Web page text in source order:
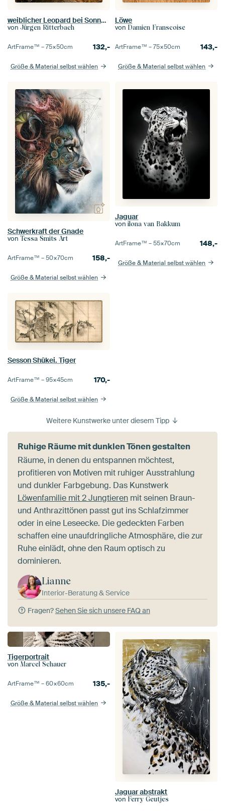
weiblicher Leopard bei Sonnenuntergang
von Jürgen Ritterbach
ArtFrame™ –75×50cm 132,-
Größe & Material selbst wählen
Löwe
von Damien Franscoise
ArtFrame™ –75×50cm 143,-
Größe & Material selbst wählen
Schwerkraft der Gnade
von Tessa Smits Art
ArtFrame™ –50×70cm 158,-
Größe & Material selbst wählen
Jaguar
von ilona van Bakkum
ArtFrame™ –55×70cm 148,-
Größe & Material selbst wählen
Sesson Shūkei. Tiger
ArtFrame™ –95×45cm 170,-
Größe & Material selbst wählen
Weitere Kunstwerke unter diesem Tipp
Ruhige Räume mit dunklen Tönen gestalten
Räume, in denen du entspannen möchtest,
profitieren von Motiven mit ruhiger Ausstrahlung
und dunkler Farbgebung. Das Kunstwerk
Löwenfamilie mit 2 Jungtieren mit seinen Braun-
und Anthrazittönen passt gut ins Schlafzimmer
oder in eine Leseecke. Die gedeckten Farben
schaffen eine unaufdringliche Atmosphäre, die zur
Ruhe einlädt, ohne den Raum optisch zu
dominieren.
Lianne
Interior-Beratung & Service
Fragen?Sehen Sie sich unsere FAQ an
Tigerportrait
von Marcel Schauer
ArtFrame™ –60×60cm 135,-
Größe & Material selbst wählen
Jaguar abstrakt
von Ferry Geutjes